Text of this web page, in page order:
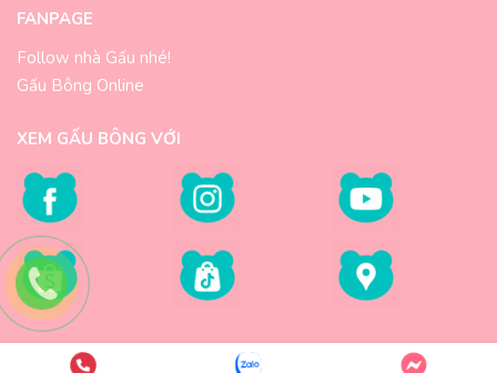
FANPAGE
Follow nhà Gấu nhé!
Gấu Bông Online
XEM GẤU BÔNG VỚI